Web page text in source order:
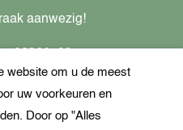
aanwezig!
website om u de meest
uw voorkeuren en
Door op "Alles